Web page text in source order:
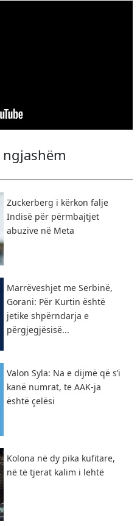
Zuckerberg i kërkon falje
Indisë për përmbajtjet
abuzive në Meta
Marrëveshjet me Serbinë,
Gorani: Për Kurtin është
jetike shpërndarja e
përgjegjësisë...
Valon Syla: Na e dijmë që s’i
kanë numrat, te AAK-ja
është çelësi
Kolona në dy pika kufitare,
në të tjerat kalim i lehtë